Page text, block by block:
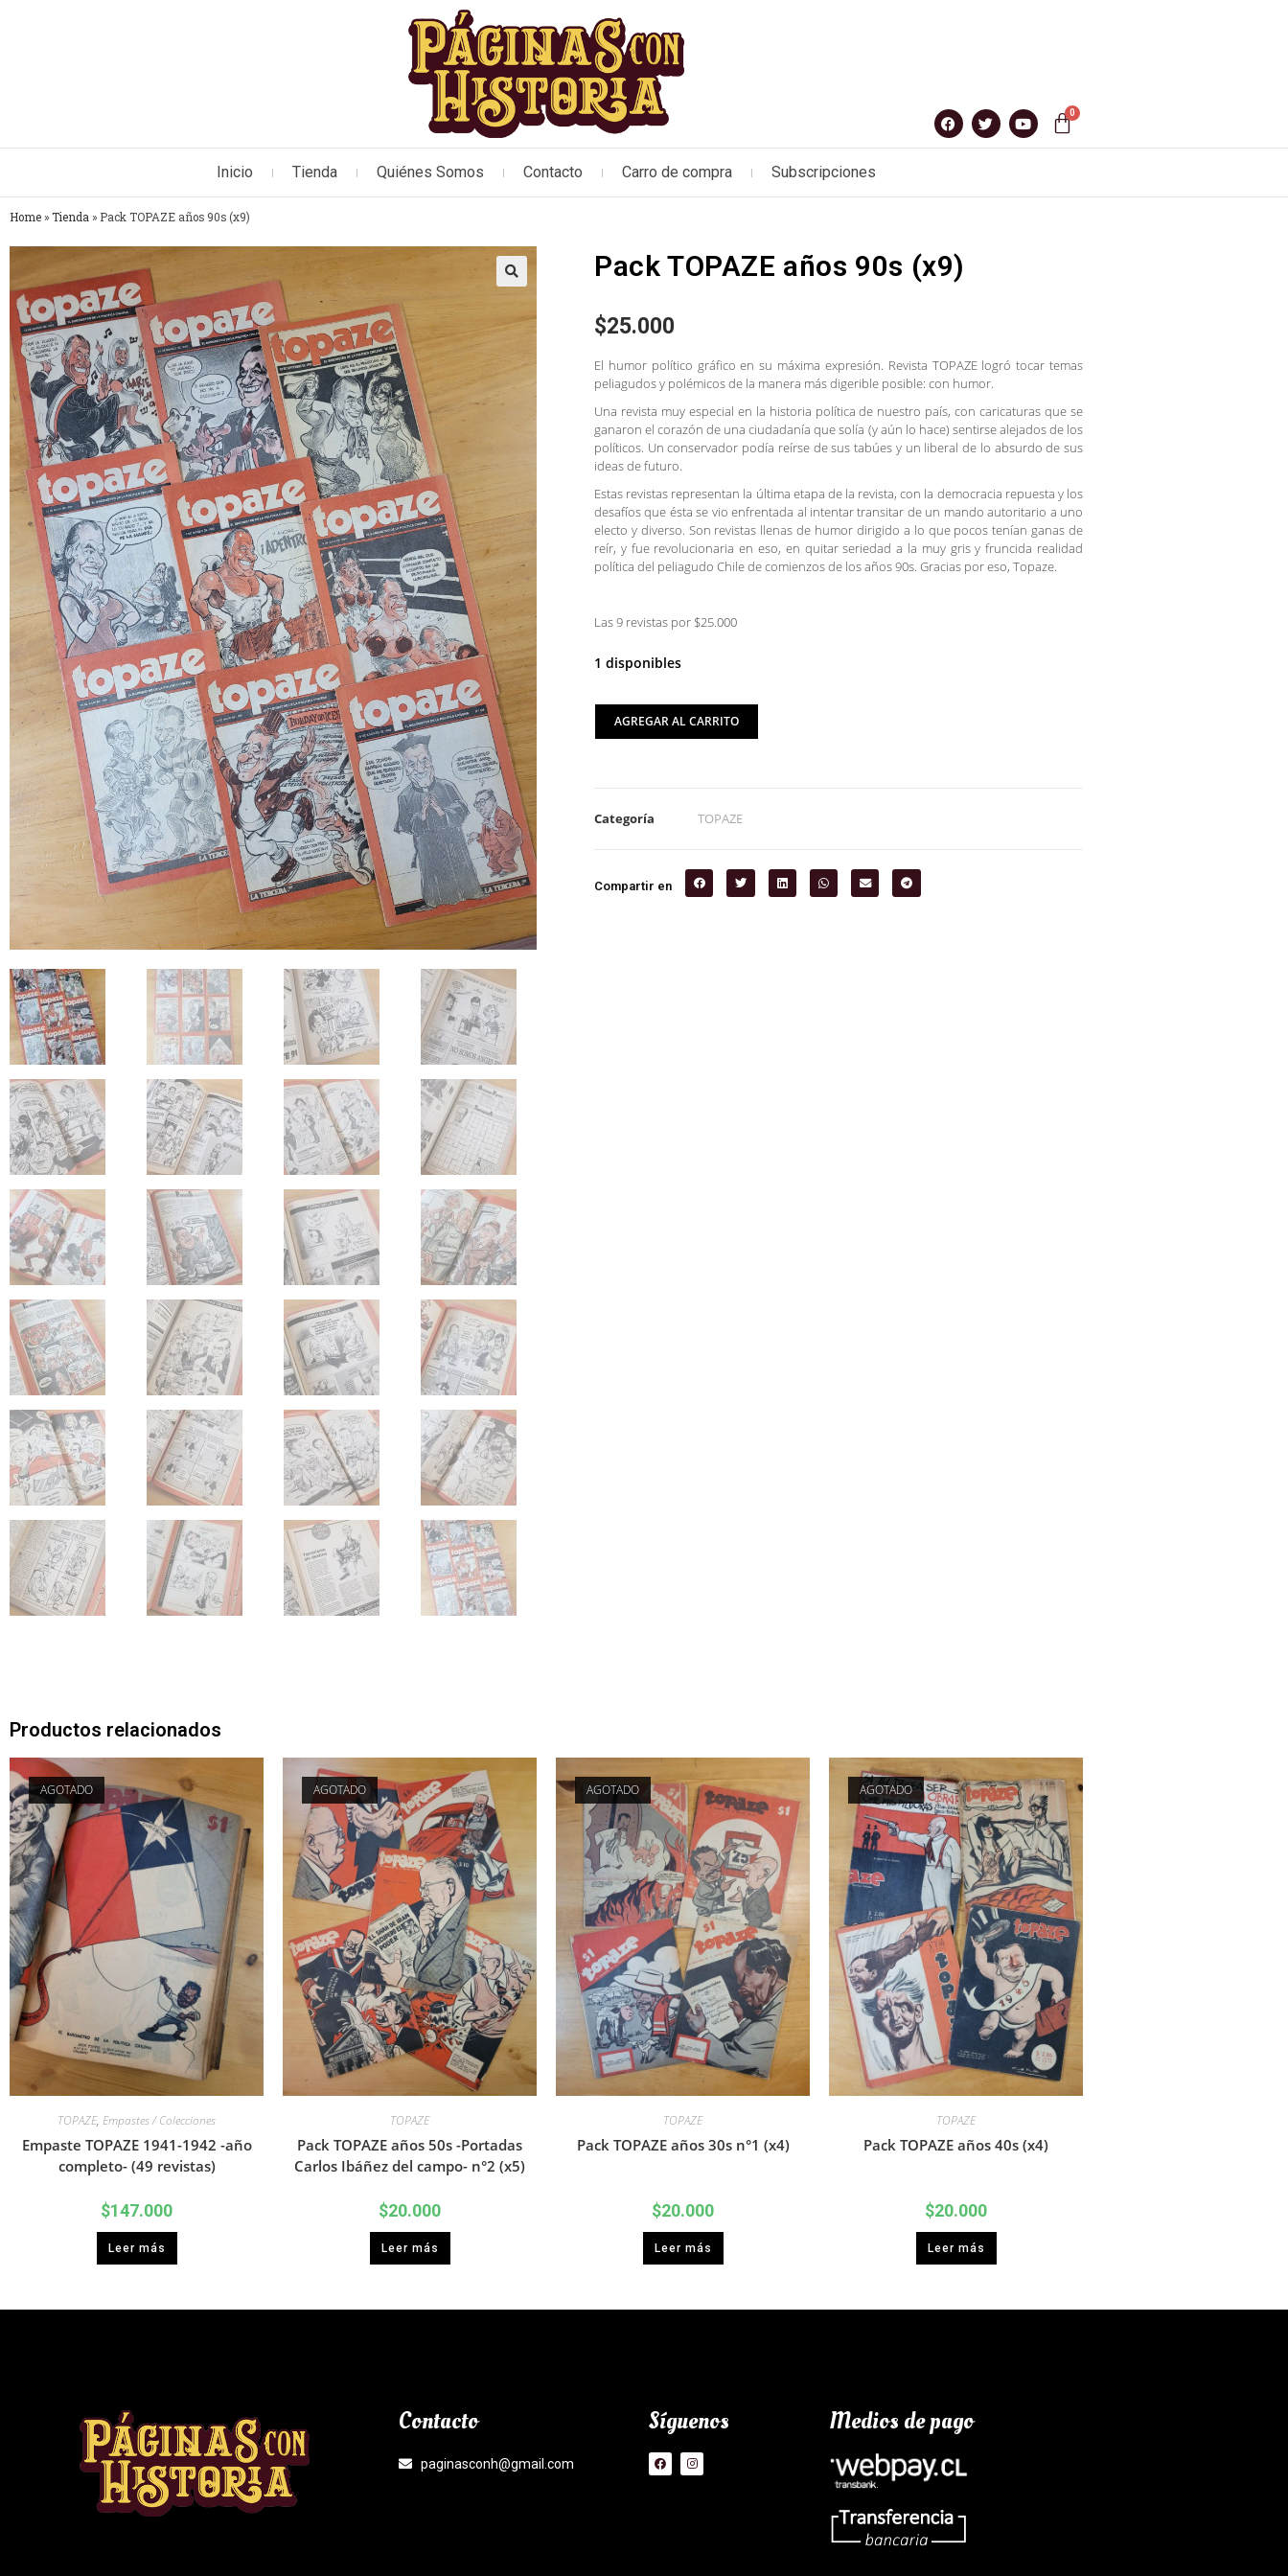
Inicio Tienda Quiénes Somos Contacto Carro de compra Subscripciones
Home » Tienda » Pack TOPAZE años 90s (x9)
Pack TOPAZE años 90s (x9)
$25.000
El humor político gráfico en su máxima expresión. Revista TOPAZE logró tocar temas
peliagudos y polémicos de la manera más digerible posible: con humor.
Una revista muy especial en la historia política de nuestro país, con caricaturas que se
ganaron el corazón de una ciudadanía que solía (y aún lo hace) sentirse alejados de los
políticos. Un conservador podía reírse de sus tabúes y un liberal de lo absurdo de sus
ideas de futuro.
Estas revistas representan la última etapa de la revista, con la democracia repuesta y los
desafíos que ésta se vio enfrentada al intentar transitar de un mando autoritario a uno
electo y diverso. Son revistas llenas de humor dirigido a lo que pocos tenían ganas de
reír, y fue revolucionaria en eso, en quitar seriedad a la muy gris y fruncida realidad
política del peliagudo Chile de comienzos de los años 90s. Gracias por eso, Topaze.
Las 9 revistas por $25.000
1 disponibles
AGREGAR AL CARRITO
Categoría TOPAZE
Compartir en
Productos relacionados
AGOTADO
TOPAZE, Empastes / Colecciones
Empaste TOPAZE 1941-1942 -año
completo- (49 revistas)
$147.000
Leer más
AGOTADO
TOPAZE
Pack TOPAZE años 50s -Portadas
Carlos Ibáñez del campo- n°2 (x5)
$20.000
Leer más
AGOTADO
TOPAZE
Pack TOPAZE años 30s n°1 (x4)
$20.000
Leer más
AGOTADO
TOPAZE
Pack TOPAZE años 40s (x4)
$20.000
Leer más
Contacto
paginasconh@gmail.com
Síguenos Medios de pago